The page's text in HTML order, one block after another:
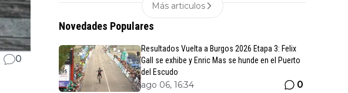
0
Más articulos
Novedades Populares
Resultados Vuelta a Burgos 2026 Etapa 3: Felix
Gall se exhibe y Enric Mas se hunde en el Puerto
del Escudo
ago 06, 16:34 0